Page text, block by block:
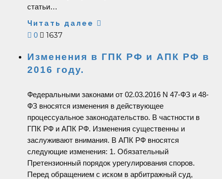
статьи…
Читать далее
0 1637
Изменения в ГПК РФ и АПК РФ в
2016 году.
Федеральными законами от 02.03.2016 N 47-ФЗ и 48-
ФЗ вносятся изменения в действующее
процессуальное законодательство. В частности в
ГПК РФ и АПК РФ. Изменения существенны и
заслуживают внимания. В АПК РФ вносятся
следующие изменения: 1. Обязательный
Претензионный порядок урегулирования споров.
Перед обращением с иском в арбитражный суд,